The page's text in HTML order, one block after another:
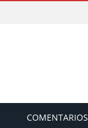
COMENTARIOS